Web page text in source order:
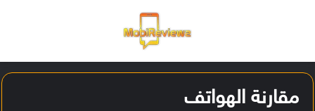
مقارنة الهواتف